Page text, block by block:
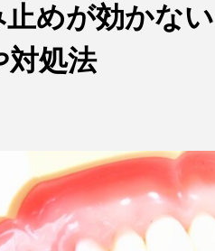
めが効かな
対処法